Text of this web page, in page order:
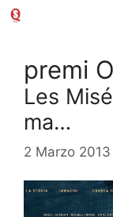
Vai
premi
Les
ma…
2 Marzo 2013